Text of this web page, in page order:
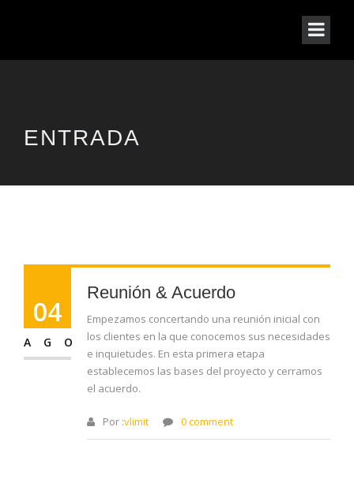
ENTRADA
04
AGO
Reunión & Acuerdo
Empezamos concertando una reunión inicial con
los clientes en la que conocemos sus necesidades
e inquietudes. En esta primera etapa
establecemos las bases del proyecto y cerramos
el acuerdo.
Por :vlimit 0 comment